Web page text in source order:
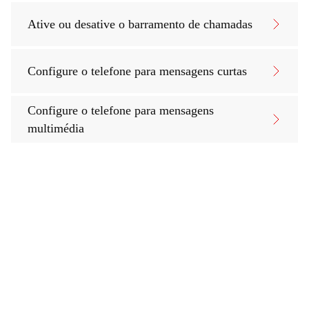
Ative ou desative o barramento de chamadas
Configure o telefone para mensagens curtas
Configure o telefone para mensagens
multimédia